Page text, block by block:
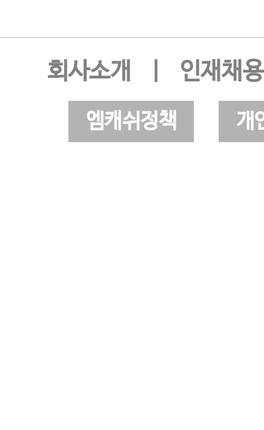
회사소개 인재채용
엠캐쉬정책 개